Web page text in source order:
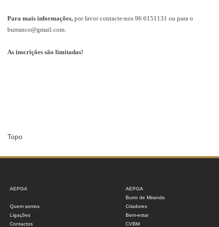
Para mais informações, por favor contacte-nos 96 6151131 ou para o
burranco@gmail.com.
As inscrições são limitadas!
Topo
AEPGA
Quem somos
Ligações
Contactos
AEPGA
Burro de Miranda
Criadores
Bem-estar
CVBM